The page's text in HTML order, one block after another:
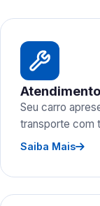
Seu carro
transporte com
Saiba Mais